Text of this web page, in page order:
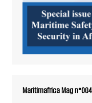
Maritimafrica Mag n°004